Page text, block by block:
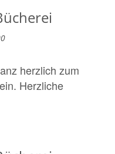
herzlich zum
Herzliche